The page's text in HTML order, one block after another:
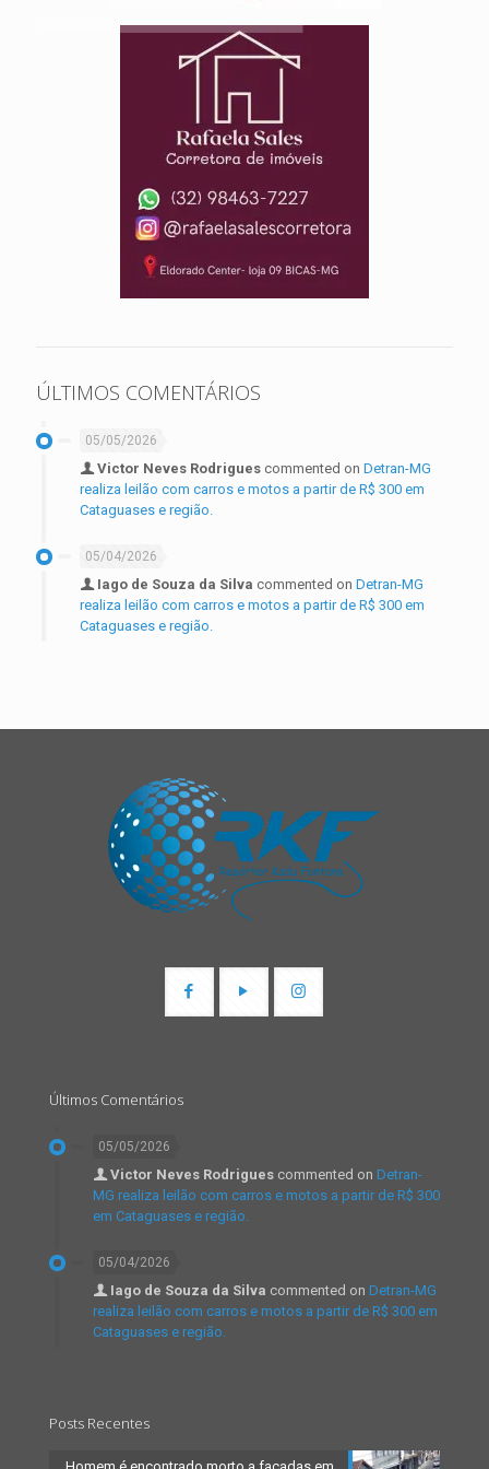
ÚLTIMOS COMENTÁRIOS
05/05/2026
Victor Neves Rodrigues commented on Detran-MG
realiza leilão com carros e motos a partir de R$ 300 em
Cataguases e região.
05/04/2026
Iago de Souza da Silva commented on Detran-MG
realiza leilão com carros e motos a partir de R$ 300 em
Cataguases e região.
Últimos Comentários
05/05/2026
Victor Neves Rodrigues commented on Detran-
MG realiza leilão com carros e motos a partir de R$ 300
em Cataguases e região.
05/04/2026
Iago de Souza da Silva commented on Detran-MG
realiza leilão com carros e motos a partir de R$ 300 em
Cataguases e região.
Posts Recentes